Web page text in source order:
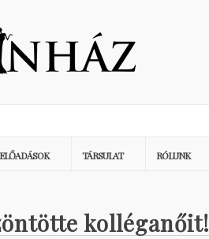
ELŐADÁSOK TÁRSULAT RÓLUNK
kolléganőit!